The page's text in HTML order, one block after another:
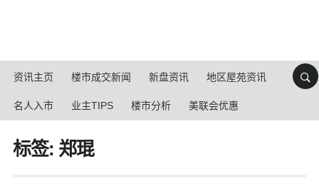
资讯主页 楼市成交新闻 新盘资讯 地区屋苑资讯
名人入市 业主TIPS 楼市分析 美联会优惠
标签: 郑琨